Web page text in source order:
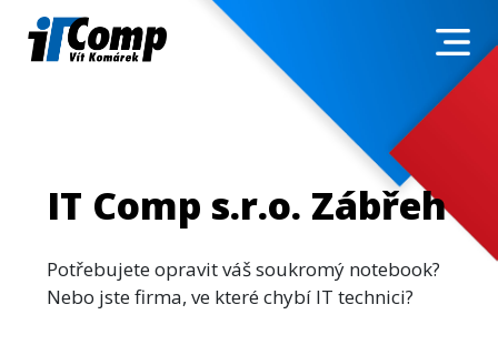
IT Comp s.r.o. Zábřeh
Potřebujete opravit váš soukromý notebook?
Nebo jste firma, ve které chybí IT technici?